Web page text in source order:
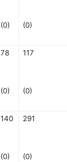
(0) (0)
78
(0)
117
(0)
140
(0)
291
(0)